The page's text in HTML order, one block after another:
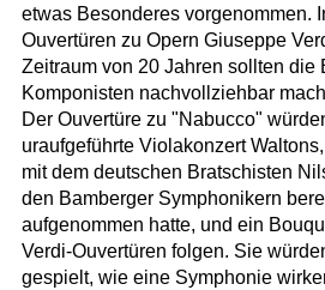
etwas Besonderes vorgenommen.
Ouvertüren zu Opern Giuseppe
Zeitraum von 20 Jahren sollten die
Komponisten nachvollziehbar
Der Ouvertüre zu "Nabucco"
uraufgeführte Violakonzert
mit dem deutschen Bratschisten
den Bamberger Symphonikern
aufgenommen hatte, und ein
Verdi-Ouvertüren folgen. Sie
gespielt, wie eine Symphonie